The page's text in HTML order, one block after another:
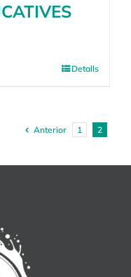
Detalls
Anterior 1 2